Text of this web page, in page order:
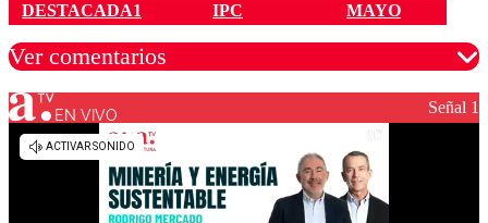
DESTACADA1 IPC MAYO
Ver comentarios
Los comentarios son moderados para garantizar un
diálogo respetuoso.
EN VIVO Señal 1